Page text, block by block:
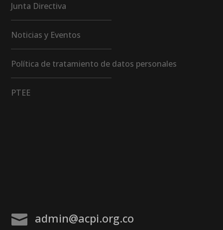
Junta Directiva
Noticias y Eventos
Política de tratamiento de datos personales
PTEE
 admin@acpi.org.co